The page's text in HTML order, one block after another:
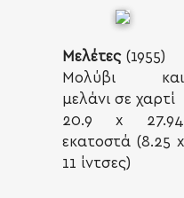
Μελέτες(1955)
Μολύβι και
μελάνι σε χαρτί
20.9 x 27.94
εκατοστά (8.25 x
11 ίντσες)